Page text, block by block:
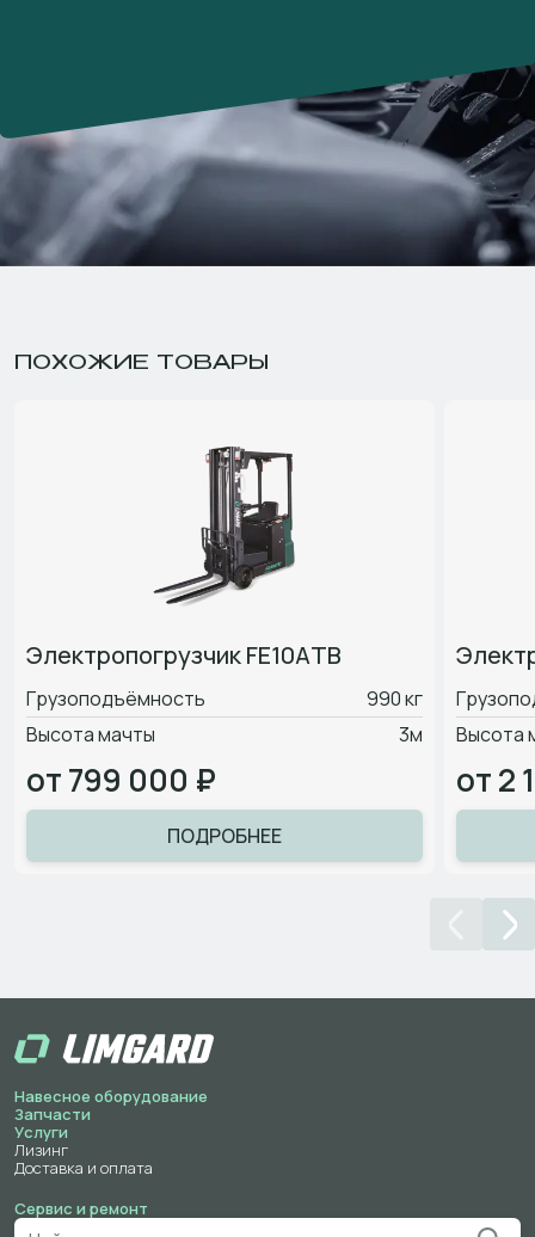
ПОХОЖИЕ ТОВАРЫ
Электропогрузчик FE10ATB
Грузоподъёмность
990 кг
Высота мачты
3м
от 799 000 ₽
ПОДРОБНЕЕ
Высота
от 2
Навесное оборудование
Запчасти
Услуги
Лизинг
Доставка и оплата
Сервис и ремонт